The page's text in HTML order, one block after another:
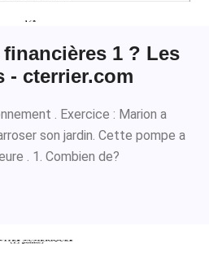
1 ? Les
- cterrier.com
. Exercice : Marion a
son jardin. Cette pompe a
. 1. Combien de?